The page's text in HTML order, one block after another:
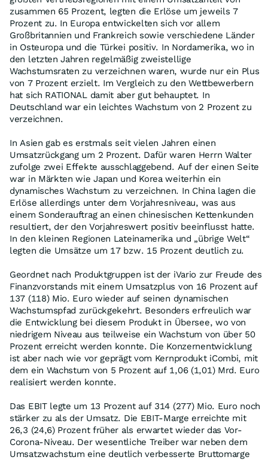
zusammen 65 Prozent, legten die Erlöse um jeweils 7
Prozent zu. In Europa entwickelten sich vor allem
Großbritannien und Frankreich sowie verschiedene Länder
in Osteuropa und die Türkei positiv. In Nordamerika, wo in
den letzten Jahren regelmäßig zweistellige
Wachstumsraten zu verzeichnen waren, wurde nur ein Plus
von 7 Prozent erzielt. Im Vergleich zu den Wettbewerbern
hat sich RATIONAL damit aber gut behauptet. In
Deutschland war ein leichtes Wachstum von 2 Prozent zu
verzeichnen.
In Asien gab es erstmals seit vielen Jahren einen
Umsatzrückgang um 2 Prozent. Dafür waren Herrn Walter
zufolge zwei Effekte ausschlaggebend. Auf der einen Seite
war in Märkten wie Japan und Korea weiterhin ein
dynamisches Wachstum zu verzeichnen. In China lagen die
Erlöse allerdings unter dem Vorjahresniveau, was aus
einem Sonderauftrag an einen chinesischen Kettenkunden
resultiert, der den Vorjahreswert positiv beeinflusst hatte.
In den kleinen Regionen Lateinamerika und „übrige Welt“
legten die Umsätze um 17 bzw. 15 Prozent deutlich zu.
Geordnet nach Produktgruppen ist der iVario zur Freude des
Finanzvorstands mit einem Umsatzplus von 16 Prozent auf
137 (118) Mio. Euro wieder auf seinen dynamischen
Wachstumspfad zurückgekehrt. Besonders erfreulich war
die Entwicklung bei diesem Produkt in Übersee, wo von
niedrigem Niveau aus teilweise ein Wachstum von über 50
Prozent erreicht werden konnte. Die Konzernentwicklung
ist aber nach wie vor geprägt vom Kernprodukt iCombi, mit
dem ein Wachstum von 5 Prozent auf 1,06 (1,01) Mrd. Euro
realisiert werden konnte.
Das EBIT legte um 13 Prozent auf 314 (277) Mio. Euro noch
stärker zu als der Umsatz. Die EBIT-Marge erreichte mit
26,3 (24,6) Prozent früher als erwartet wieder das Vor-
Corona-Niveau. Der wesentliche Treiber war neben dem
Umsatzwachstum eine deutlich verbesserte Bruttomarge